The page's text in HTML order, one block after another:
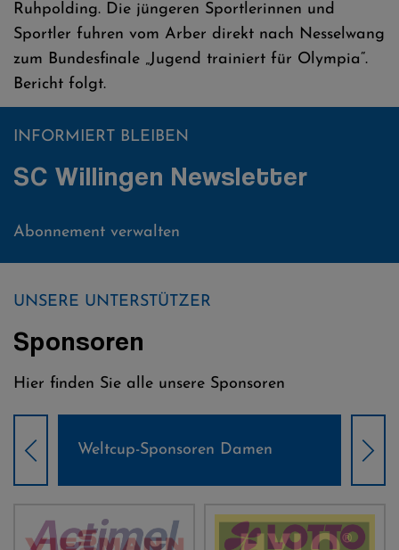
Ruhpolding. Die jüngeren Sportlerinnen und
Sportler fuhren vom Arber direkt nach Nesselwang
zum Bundesfinale „Jugend trainiert für Olympia“.
Bericht folgt.
INFORMIERT BLEIBEN
SC Willingen Newsletter
Abonnement verwalten
UNSERE UNTERSTÜTZER
Sponsoren
Hier finden Sie alle unsere Sponsoren
Weltcup-Sponsoren Damen